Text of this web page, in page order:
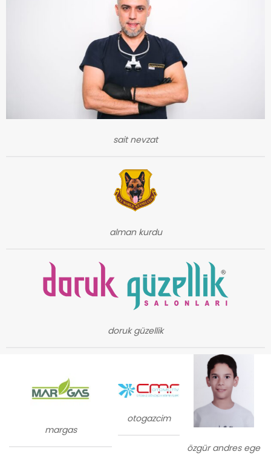
sait nevzat
alman kurdu
doruk güzellik
margas
otogazcim
özgür andres ege